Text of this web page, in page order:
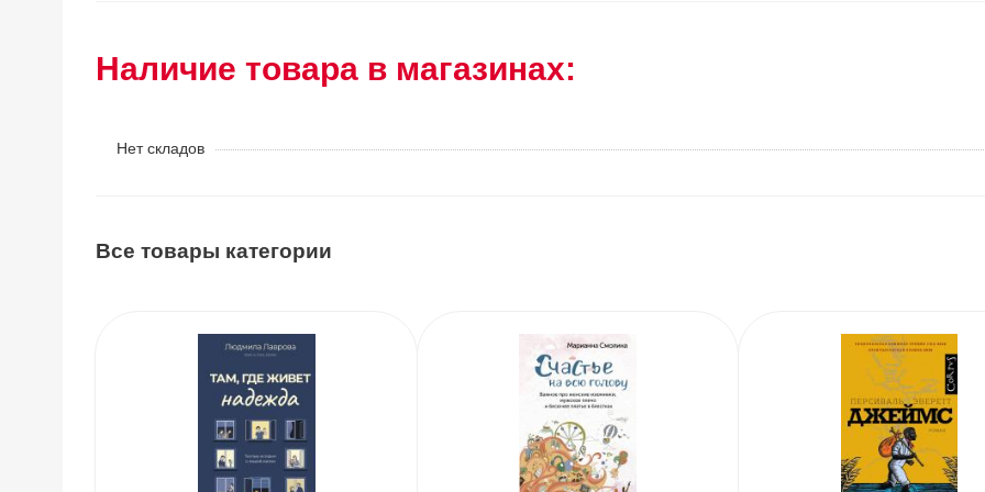
Наличие товара в магазинах:
Нет складов
Все товары категории